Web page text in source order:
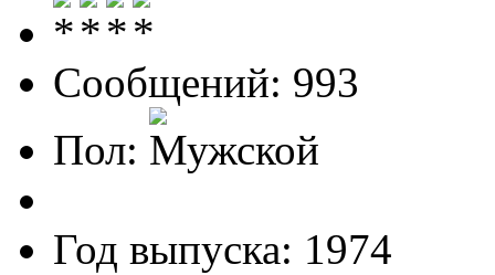
Сообщений: 993
Пол:
Год выпуска: 1974